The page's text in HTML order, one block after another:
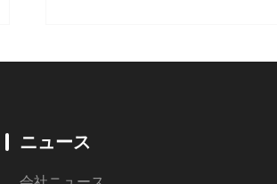
ニュース